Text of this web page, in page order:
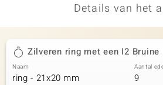
Details van het
Zilveren ring met een I2 Bruine
Naam
ring - 21x20 mm
Aantal
9